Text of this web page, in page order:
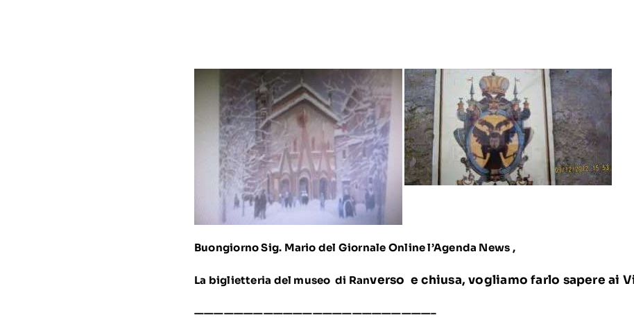
Buongiorno Sig. Mario del Giornale Online l’Agenda News ,
La biglietteria del museo di Ranverso e chiusa, vogliamo farlo sapere ai
————————————————————————–